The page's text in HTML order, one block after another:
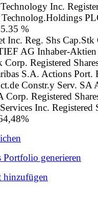
Inc.
Technolog.Holdings
5.35 %
Inc. Reg. Shs
AG Inhaber-
Corp. Registered
S.A. Actions Port.
Constr.y Serv. SA
Registered
Inc. Registered
Portfolio generieren
hinzufügen